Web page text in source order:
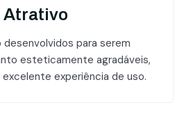
Atrativo
para serem
esteticamente agradáveis,
experiência de uso.